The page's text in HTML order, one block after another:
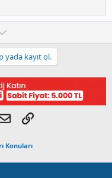
o
w
n
v
o
t
yada kayıt ol.
E-postaLink
Konuları